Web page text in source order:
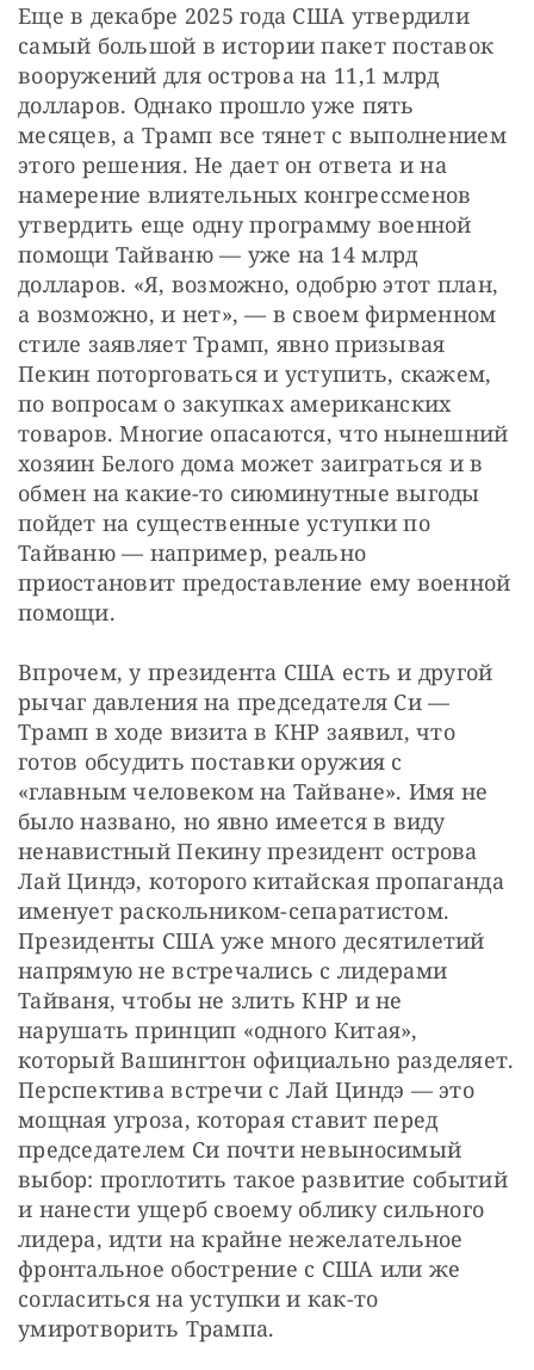
Еще в декабре 2025 года США утвердили
самый большой в истории пакет поставок
вооружений для острова на 11,1 млрд
долларов. Однако прошло уже пять
месяцев, а Трамп все тянет с выполнением
этого решения. Не дает он ответа и на
намерение влиятельных конгрессменов
утвердить еще одну программу военной
помощи Тайваню — уже на 14 млрд
долларов. «Я, возможно, одобрю этот план,
а возможно, и нет», — в своем фирменном
стиле заявляет Трамп, явно призывая
Пекин поторговаться и уступить, скажем,
по вопросам о закупках американских
товаров. Многие опасаются, что нынешний
хозяин Белого дома может заиграться и в
обмен на какие-то сиюминутные выгоды
пойдет на существенные уступки по
Тайваню — например, реально
приостановит предоставление ему военной
помощи.
Впрочем, у президента США есть и другой
рычаг давления на председателя Си —
Трамп в ходе визита в КНР заявил, что
готов обсудить поставки оружия с
«главным человеком на Тайване». Имя не
было названо, но явно имеется в виду
ненавистный Пекину президент острова
Лай Циндэ, которого китайская пропаганда
именует раскольником-сепаратистом.
Президенты США уже много десятилетий
напрямую не встречались с лидерами
Тайваня, чтобы не злить КНР и не
нарушать принцип «одного Китая»,
который Вашингтон официально разделяет.
Перспектива встречи с Лай Циндэ — это
мощная угроза, которая ставит перед
председателем Си почти невыносимый
выбор: проглотить такое развитие событий
и нанести ущерб своему облику сильного
лидера, идти на крайне нежелательное
фронтальное обострение с США или же
согласиться на уступки и как-то
умиротворить Трампа.